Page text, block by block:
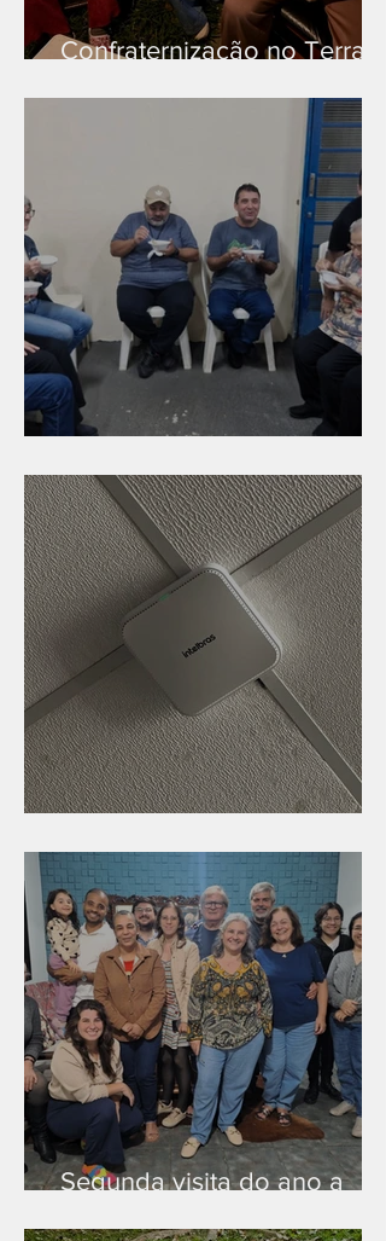
Confraternização no Terra
Segunda visita do ano a